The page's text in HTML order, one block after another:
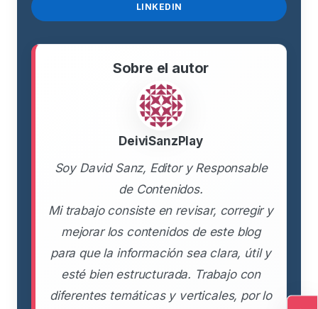
LINKEDIN
Sobre el autor
DeiviSanzPlay
Soy David Sanz, Editor y Responsable
de Contenidos.
Mi trabajo consiste en revisar, corregir y
mejorar los contenidos de este blog
para que la información sea clara, útil y
esté bien estructurada. Trabajo con
diferentes temáticas y verticales, por lo